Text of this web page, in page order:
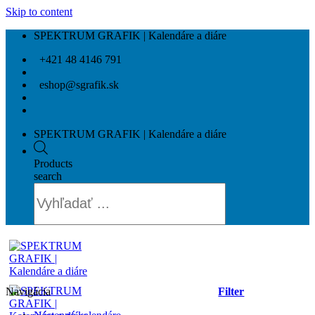
Skip to content
SPEKTRUM GRAFIK | Kalendáre a diáre
+421 48 4146 791
eshop@sgrafik.sk
SPEKTRUM GRAFIK | Kalendáre a diáre
Products
search
Filter
Navigácia